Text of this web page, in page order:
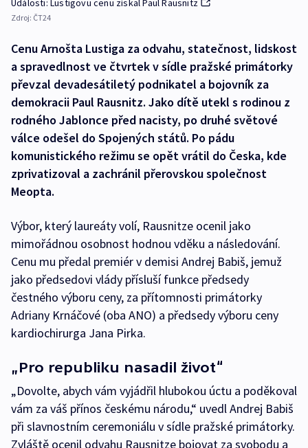
Události: Lustigovu cenu získal Paul Rausnitz
Zdroj: ČT24
Cenu Arnošta Lustiga za odvahu, statečnost, lidskost
a spravedlnost ve čtvrtek v sídle pražské primátorky
převzal devadesátiletý podnikatel a bojovník za
demokracii Paul Rausnitz. Jako dítě utekl s rodinou z
rodného Jablonce před nacisty, po druhé světové
válce odešel do Spojených států. Po pádu
komunistického režimu se opět vrátil do Česka, kde
zprivatizoval a zachránil přerovskou společnost
Meopta.
Výbor, který laureáty volí, Rausnitze ocenil jako
mimořádnou osobnost hodnou vděku a následování.
Cenu mu předal premiér v demisi Andrej Babiš, jemuž
jako předsedovi vlády přísluší funkce předsedy
čestného výboru ceny, za přítomnosti primátorky
Adriany Krnáčové (oba ANO) a předsedy výboru ceny
kardiochirurga Jana Pirka.
„Pro republiku nasadil život“
„Dovolte, abych vám vyjádřil hlubokou úctu a poděkoval
vám za váš přínos českému národu,“ uvedl Andrej Babiš
při slavnostním ceremoniálu v sídle pražské primátorky.
Zvláště ocenil odvahu Rausnitze bojovat za svobodu a